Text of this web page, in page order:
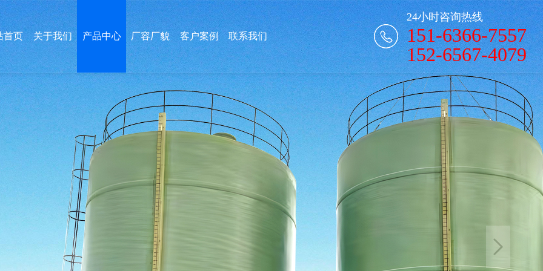
24小时咨询热线
151-6366-7557
152-6567-4079
首页 关于我们 产品中心 厂容厂貌 客户案例 联系我们